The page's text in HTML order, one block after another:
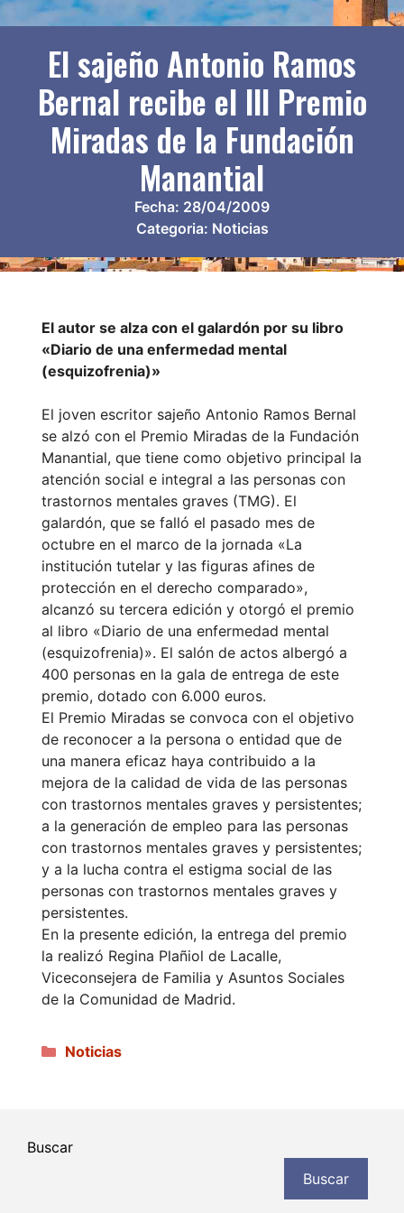
El sajeño Antonio Ramos
Bernal recibe el III Premio
Miradas de la Fundación
Manantial
Fecha: 28/04/2009
Categoria: Noticias
El autor se alza con el galardón por su libro
«Diario de una enfermedad mental
(esquizofrenia)»
El joven escritor sajeño Antonio Ramos Bernal
se alzó con el Premio Miradas de la Fundación
Manantial, que tiene como objetivo principal la
atención social e integral a las personas con
trastornos mentales graves (TMG). El
galardón, que se falló el pasado mes de
octubre en el marco de la jornada «La
institución tutelar y las figuras afines de
protección en el derecho comparado»,
alcanzó su tercera edición y otorgó el premio
al libro «Diario de una enfermedad mental
(esquizofrenia)». El salón de actos albergó a
400 personas en la gala de entrega de este
premio, dotado con 6.000 euros.
El Premio Miradas se convoca con el objetivo
de reconocer a la persona o entidad que de
una manera eficaz haya contribuido a la
mejora de la calidad de vida de las personas
con trastornos mentales graves y persistentes;
a la generación de empleo para las personas
con trastornos mentales graves y persistentes;
y a la lucha contra el estigma social de las
personas con trastornos mentales graves y
persistentes.
En la presente edición, la entrega del premio
la realizó Regina Plañiol de Lacalle,
Viceconsejera de Familia y Asuntos Sociales
de la Comunidad de Madrid.
Categorías
Noticias
Buscar
Buscar